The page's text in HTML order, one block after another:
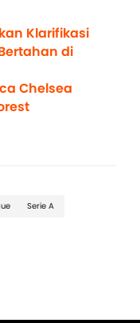
Klarifikasi
di
Chelsea
Serie A